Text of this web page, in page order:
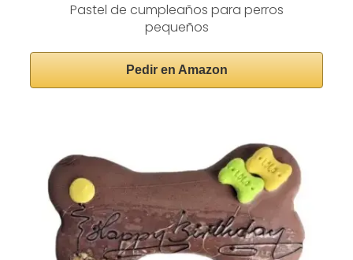
Pastel de cumpleaños para perros
pequeños
Pedir en Amazon